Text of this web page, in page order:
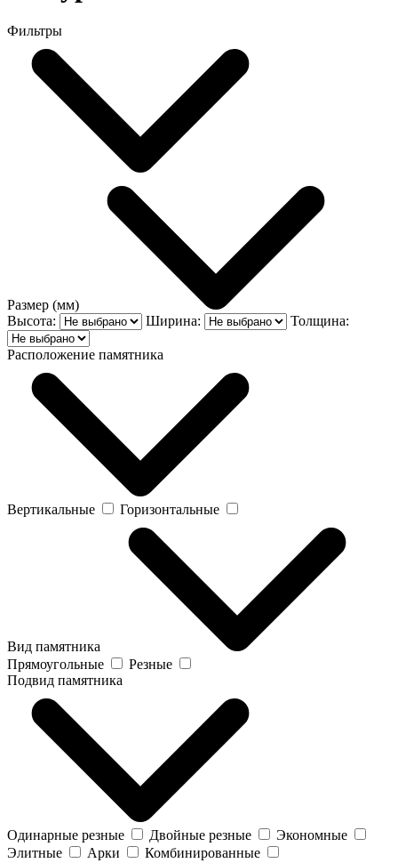
Фильтры
Размер (мм)
Высота:
Ширина: Толщина:
Расположение памятника
Вертикальные Горизонтальные
Вид памятника
Прямоугольные
Резные
Подвид памятника
Одинарные резные Двойные резные
Экономные
Элитные
Арки Комбинированные